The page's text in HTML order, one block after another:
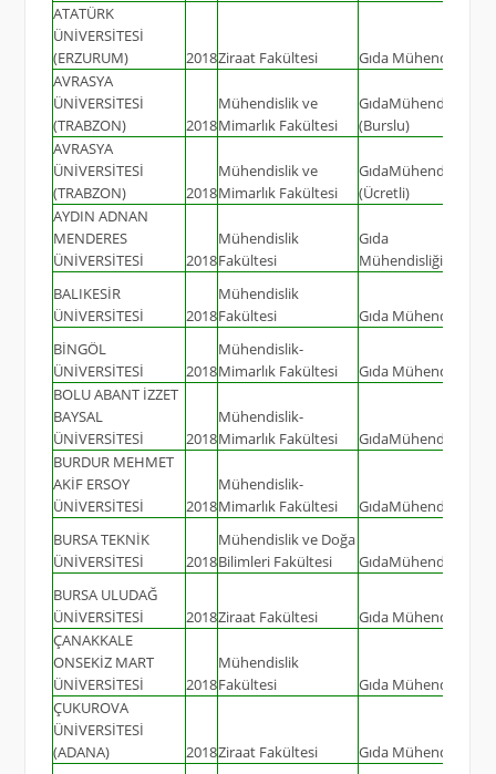
ATATÜRK
ÜNİVERSİTESİ
(ERZURUM)
2018Ziraat Fakültesi
Gıda Mühendisliği
AVRASYA
ÜNİVERSİTESİ
(TRABZON)
2018
Mühendislik ve
Mimarlık Fakültesi
GıdaMühendisliği
(Burslu)
AVRASYA
ÜNİVERSİTESİ
(TRABZON)
2018
Mühendislik ve
Mimarlık Fakültesi
GıdaMühendisliği
(Ücretli)
AYDIN ADNAN
MENDERES
ÜNİVERSİTESİ
2018
Mühendislik
Fakültesi
Gıda
BALIKESİR
ÜNİVERSİTESİ
2018
Mühendislik
Fakültesi
Gıda Mühendisliği
BİNGÖL
ÜNİVERSİTESİ
2018
Mühendislik-
Mimarlık Fakültesi
Gıda Mühendisliği
BOLU ABANT İZZET
BAYSAL
ÜNİVERSİTESİ
2018
Mühendislik-
Mimarlık Fakültesi
GıdaMühendisliği
BURDUR MEHMET
AKİF ERSOY
ÜNİVERSİTESİ
2018
Mühendislik-
Mimarlık Fakültesi
GıdaMühendisliği
BURSA TEKNİK
ÜNİVERSİTESİ
2018
Mühendislik ve Doğa
Bilimleri Fakültesi
GıdaMühendisliği
BURSA ULUDAĞ
ÜNİVERSİTESİ
2018Ziraat Fakültesi
Gıda Mühendisliği
ÇANAKKALE
ONSEKİZ MART
ÜNİVERSİTESİ
2018
Mühendislik
Fakültesi
Gıda Mühendisliği
ÇUKUROVA
ÜNİVERSİTESİ
(ADANA)
2018Ziraat Fakültesi
Gıda Mühendisliği